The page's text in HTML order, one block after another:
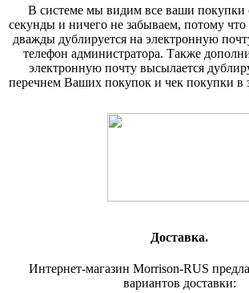
В системе мы видим все ваши покупки
секунды и ничего не забываем, потому
дважды дублируется на электронную
телефон администратора. Также
электронную почту высылается
перечнем Ваших покупок и чек покупки в
Доставка.
Интернет-магазин Morrison-RUS
вариантов доставки: